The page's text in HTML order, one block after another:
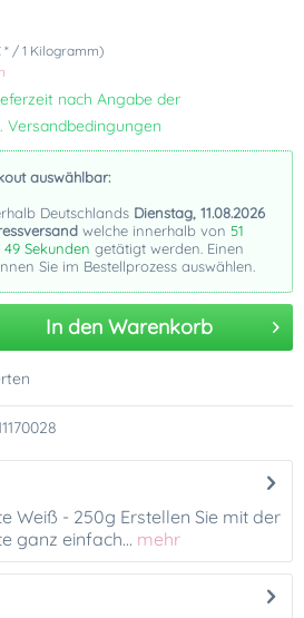
* / 1 Kilogramm)
nach Angabe der
Versandbedingungen
auswählbar:
Deutschlands Dienstag, 11.08.2026
welche innerhalb von 51
Sekunden getätigt werden. Einen
Sie im Bestellprozess auswählen.
In den Warenkorb
Weiß - 250g Erstellen Sie mit der
ganz einfach... mehr